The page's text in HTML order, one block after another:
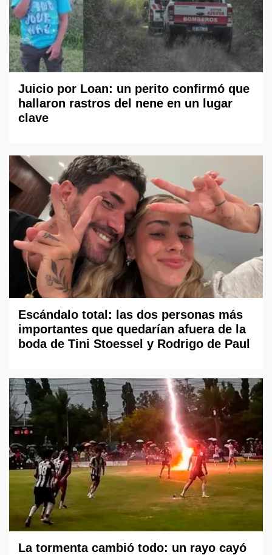
Juicio por Loan: un perito confirmó que
hallaron rastros del nene en un lugar
clave
Escándalo total: las dos personas más
importantes que quedarían afuera de la
boda de Tini Stoessel y Rodrigo de Paul
La tormenta cambió todo: un rayo cayó